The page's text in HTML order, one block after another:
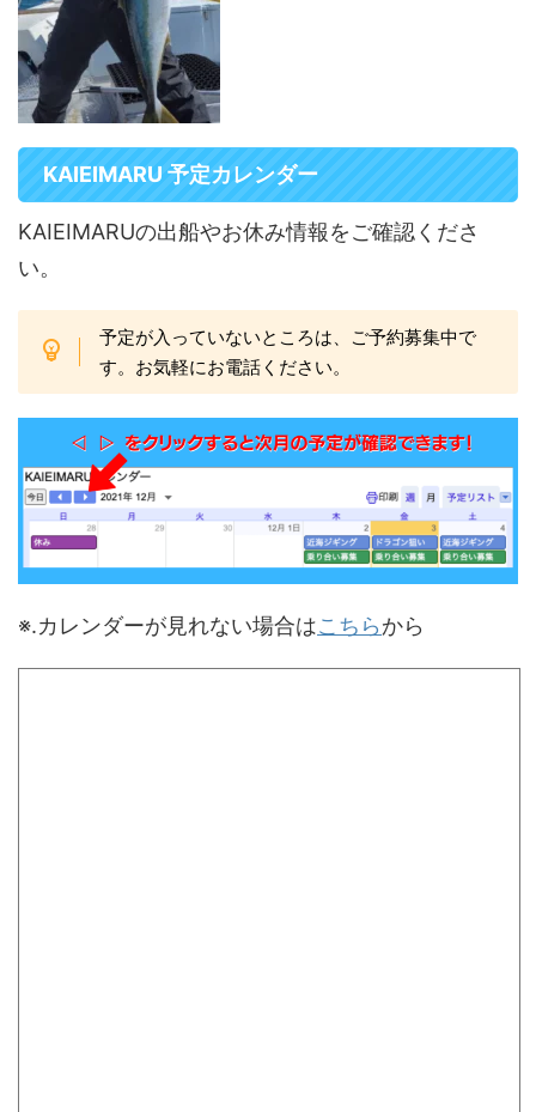
KAIEIMARU 予定カレンダー
KAIEIMARUの出船やお休み情報をご確認くださ
い。
予定が入っていないところは、ご予約募集中で
す。お気軽にお電話ください。
※.カレンダーが見れない場合はこちらから